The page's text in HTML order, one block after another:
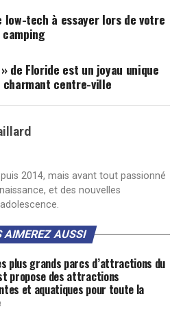
tech à essayer lors de votre
de Floride est un joyau unique
charmant centre-ville
2014, mais avant tout passionné
et des nouvelles
AIMEREZ AUSSI
plus grands parcs d’attractions du
propose des attractions
et aquatiques pour toute la